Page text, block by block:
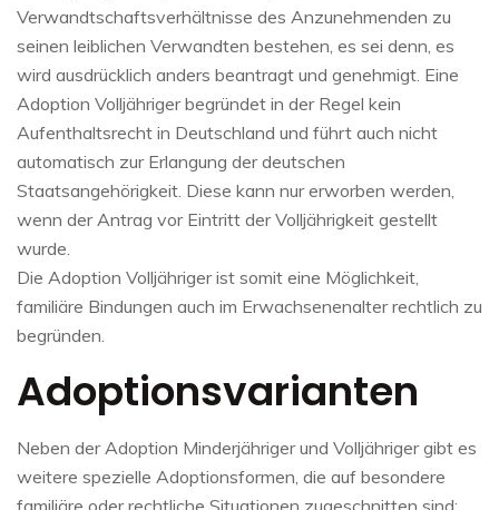
Verwandtschaftsverhältnisse des Anzunehmenden zu
seinen leiblichen Verwandten bestehen, es sei denn, es
wird ausdrücklich anders beantragt und genehmigt. Eine
Adoption Volljähriger begründet in der Regel kein
Aufenthaltsrecht in Deutschland und führt auch nicht
automatisch zur Erlangung der deutschen
Staatsangehörigkeit. Diese kann nur erworben werden,
wenn der Antrag vor Eintritt der Volljährigkeit gestellt
wurde.
Die Adoption Volljähriger ist somit eine Möglichkeit,
familiäre Bindungen auch im Erwachsenenalter rechtlich zu
begründen.
Adoptionsvarianten
Neben der Adoption Minderjähriger und Volljähriger gibt es
weitere spezielle Adoptionsformen, die auf besondere
familiäre oder rechtliche Situationen zugeschnitten sind: